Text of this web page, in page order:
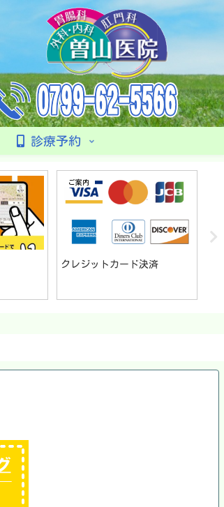
診療予約
ご案内
クレジットカード決済